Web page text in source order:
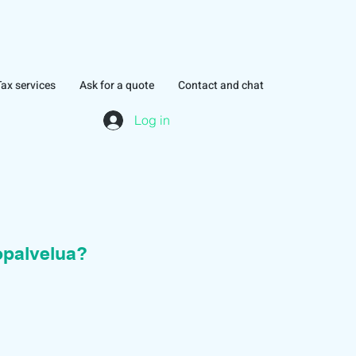
services Ask for a quote Contact and chat
Log in